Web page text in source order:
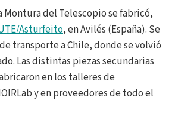
Montura del Telescopio se fabricó,
Asturfeito, en Avilés (España). Se
transporte a Chile, donde se volvió
Las distintas piezas secundarias
en los talleres de
y en proveedores de todo el